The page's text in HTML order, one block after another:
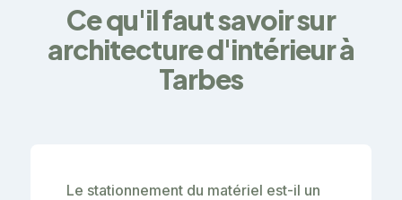
Ce qu'il faut savoir sur
architecture d'intérieur à
Tarbes
Le stationnement du matériel est-il un